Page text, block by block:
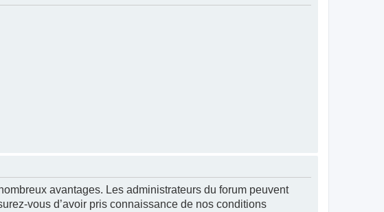
avantages. Les administrateurs du forum peuvent
vous d’avoir pris connaissance de nos conditions